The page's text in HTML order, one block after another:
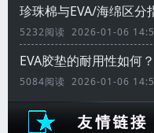
珍珠棉与EVA/海绵区分
5232阅读 2026-01-06
EVA胶垫的耐用性如何
5084阅读 2026-01-06